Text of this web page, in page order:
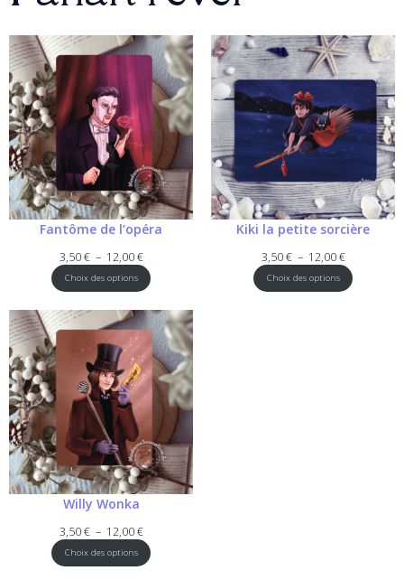
Fantôme de l’opéra
3,50€ – 12,00€Plage
de
prix :
à
12,00 €
Choix des options
Kiki la petite sorcière
3,50€ – 12,00€Plage
de
prix :
Choix des options
Willy Wonka
3,50€ – 12,00€Plage
de
prix :
Choix des options